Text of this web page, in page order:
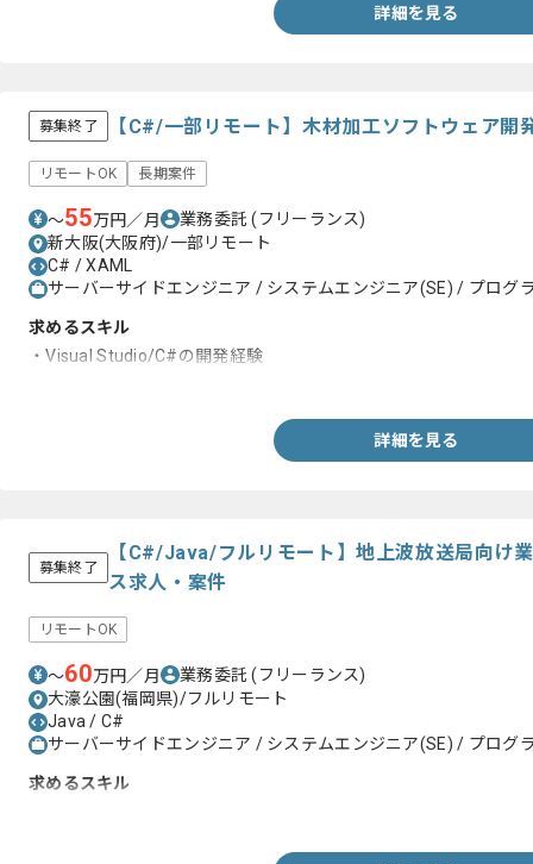
詳細を見る
募集終了 【C#/一部リモート】木材加工ソフトウェア開
リモートOK 長期案件
〜55万円／月 業務委託(フリーランス)
新大阪(大阪府)/一部リモート
C# / XAML
サーバーサイドエンジニア / システムエンジニア(SE) / プログ
求めるスキル
・Visual Studio/C#の開発経験
詳細を見る
募集終了
【C#/Java/フルリモート】地上波放送局向け
ス求人・案件
リモートOK
〜60万円／月 業務委託(フリーランス)
大濠公園(福岡県)/フルリモート
Java / C#
サーバーサイドエンジニア / システムエンジニア(SE) / プログ
求めるスキル